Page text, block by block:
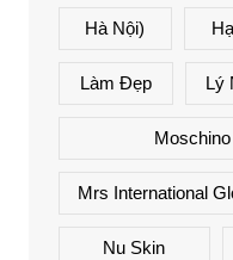
Hà Nội)
Làm Đẹp Lý
Mrs International
Nu Skin